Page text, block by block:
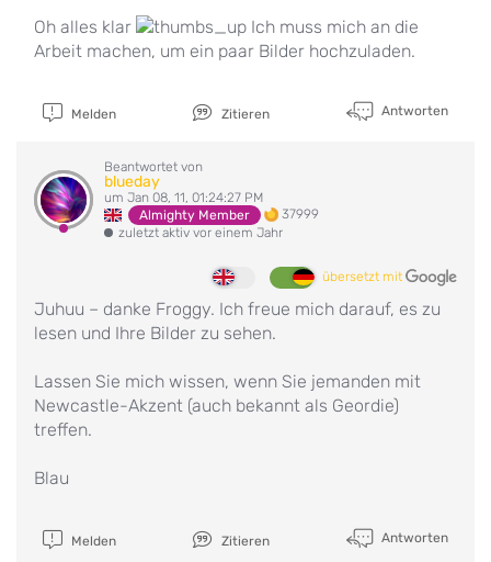
Oh alles klar
Ich muss mich an die
Arbeit machen, um ein paar Bilder hochzuladen.
Melden Zitieren Antworten
Beantwortet von
blueday
um Jan 08, 11, 01:24:27 PM
Almighty Member
37999
zuletzt aktiv vor einem Jahr
übersetzt mit
Juhuu – danke Froggy. Ich freue mich darauf, es zu
lesen und Ihre Bilder zu sehen.
Lassen Sie mich wissen, wenn Sie jemanden mit
Newcastle-Akzent (auch bekannt als Geordie)
treffen.
Blau
Melden Zitieren Antworten